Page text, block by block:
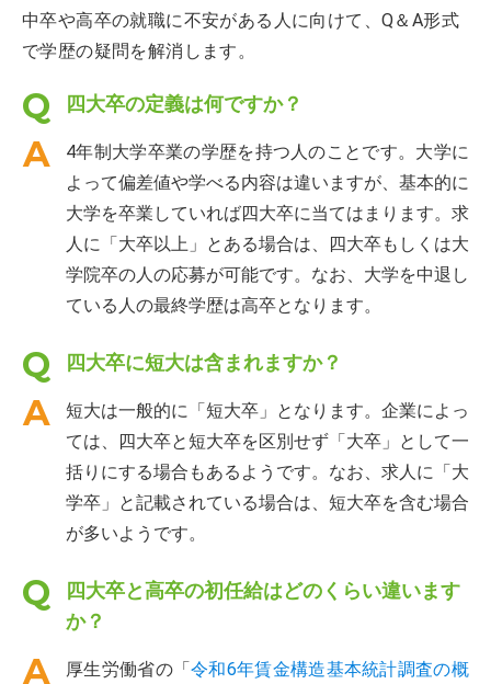
中卒や高卒の就職に不安がある人に向けて、Q＆A形式
で学歴の疑問を解消します。
四大卒の定義は何ですか？
4年制大学卒業の学歴を持つ人のことです。大学に
よって偏差値や学べる内容は違いますが、基本的に
大学を卒業していれば四大卒に当てはまります。求
人に「大卒以上」とある場合は、四大卒もしくは大
学院卒の人の応募が可能です。なお、大学を中退し
ている人の最終学歴は高卒となります。
四大卒に短大は含まれますか？
短大は一般的に「短大卒」となります。企業によっ
ては、四大卒と短大卒を区別せず「大卒」として一
括りにする場合もあるようです。なお、求人に「大
学卒」と記載されている場合は、短大卒を含む場合
が多いようです。
四大卒と高卒の初任給はどのくらい違います
か？
厚生労働省の「令和6年賃金構造基本統計調査の概